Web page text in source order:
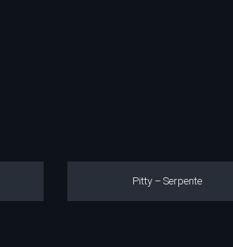
Pitty – Serpente